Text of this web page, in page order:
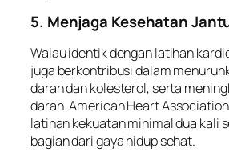
5. Menjaga Kesehatan
Walau identik dengan latihan
juga berkontribusi dalam
darah dan kolesterol, serta
darah. American Heart
latihan kekuatan minimal dua kali
bagian dari gaya hidup sehat.